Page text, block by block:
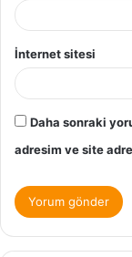
İnternet sitesi
Daha sonraki
adresim ve site